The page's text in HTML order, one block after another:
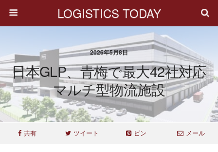
LOGISTICS TODAY
2026年5月8日
日本GLP、青梅で最大42社対応
マルチ型物流施設
共有 ツイート ピン メール